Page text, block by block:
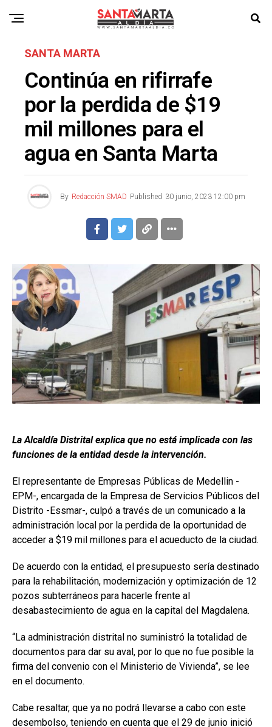
SANTA MARTA
Continúa en rifirrafe
por la perdida de $19
mil millones para el
agua en Santa Marta
By Redacción SMAD Published 30 junio, 2023 12:00 pm
La Alcaldía Distrital explica que no está implicada con las
funciones de la entidad desde la intervención.
El representante de Empresas Públicas de Medellin -
EPM-, encargada de la Empresa de Servicios Públicos del
Distrito -Essmar-, culpó a través de un comunicado a la
administración local por la perdida de la oportunidad de
acceder a $19 mil millones para el acueducto de la ciudad.
De acuerdo con la entidad, el presupuesto sería destinado
para la rehabilitación, modernización y optimización de 12
pozos subterráneos para hacerle frente al
desabastecimiento de agua en la capital del Magdalena.
“La administración distrital no suministró la totalidad de
documentos para dar su aval, por lo que no fue posible la
firma del convenio con el Ministerio de Vivienda”, se lee
en el documento.
Cabe resaltar, que ya no podrá llevarse a cabo con este
desembolso, teniendo en cuenta que el 29 de junio inició